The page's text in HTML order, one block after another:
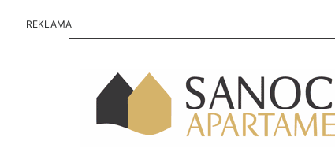
REKLAMA